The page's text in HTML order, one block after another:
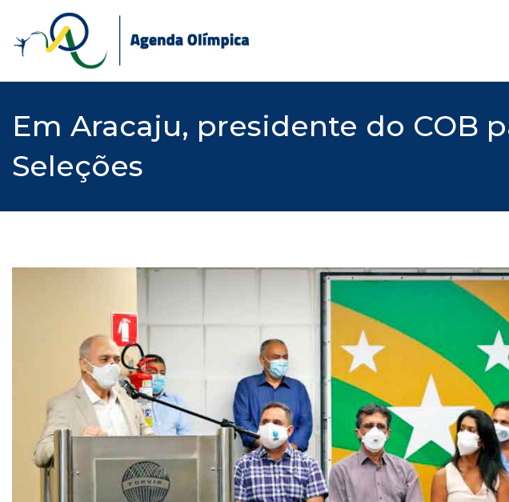
content
Em Aracaju, presidente do COB
Seleções